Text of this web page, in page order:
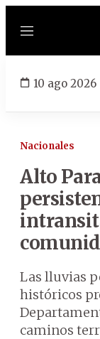
Menú
10 ago 2026
Nacionales
Alto
Las lluvias
históricos
caminos